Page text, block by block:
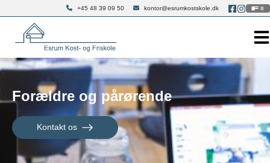
til
indholdet
+45 48 39 09 50 kontor@esrumkostskole.dk
Forældre og pårørende
Kontakt os